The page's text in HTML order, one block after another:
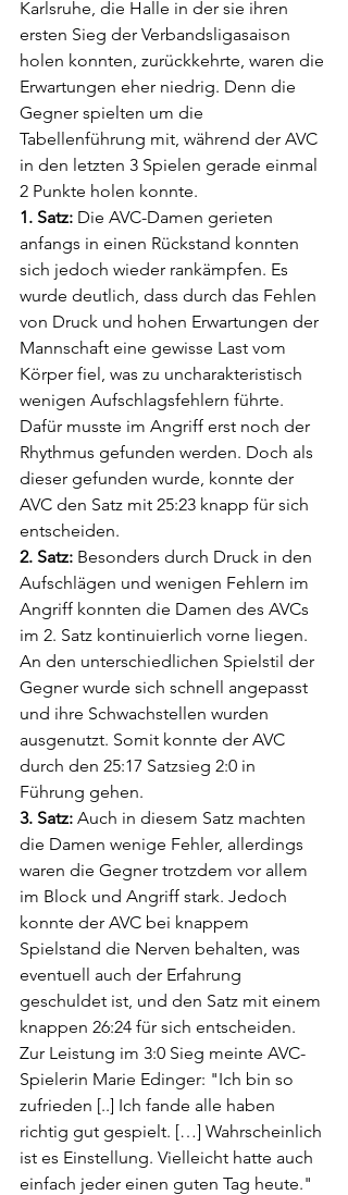
Karlsruhe, die Halle in der sie ihren
ersten Sieg der Verbandsligasaison
holen konnten, zurückkehrte, waren die
Erwartungen eher niedrig. Denn die
Gegner spielten um die
Tabellenführung mit, während der AVC
in den letzten 3 Spielen gerade einmal
2 Punkte holen konnte.
1. Satz: Die AVC-Damen gerieten
anfangs in einen Rückstand konnten
sich jedoch wieder rankämpfen. Es
wurde deutlich, dass durch das Fehlen
von Druck und hohen Erwartungen der
Mannschaft eine gewisse Last vom
Körper fiel, was zu uncharakteristisch
wenigen Aufschlagsfehlern führte.
Dafür musste im Angriff erst noch der
Rhythmus gefunden werden. Doch als
dieser gefunden wurde, konnte der
AVC den Satz mit 25:23 knapp für sich
entscheiden.
2. Satz: Besonders durch Druck in den
Aufschlägen und wenigen Fehlern im
Angriff konnten die Damen des AVCs
im 2. Satz kontinuierlich vorne liegen.
An den unterschiedlichen Spielstil der
Gegner wurde sich schnell angepasst
und ihre Schwachstellen wurden
ausgenutzt. Somit konnte der AVC
durch den 25:17 Satzsieg 2:0 in
Führung gehen.
3. Satz: Auch in diesem Satz machten
die Damen wenige Fehler, allerdings
waren die Gegner trotzdem vor allem
im Block und Angriff stark. Jedoch
konnte der AVC bei knappem
Spielstand die Nerven behalten, was
eventuell auch der Erfahrung
geschuldet ist, und den Satz mit einem
knappen 26:24 für sich entscheiden.
Zur Leistung im 3:0 Sieg meinte AVC-
Spielerin Marie Edinger: "Ich bin so
zufrieden [..] Ich fande alle haben
richtig gut gespielt. […] Wahrscheinlich
ist es Einstellung. Vielleicht hatte auch
einfach jeder einen guten Tag heute."